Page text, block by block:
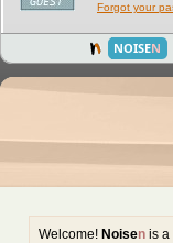
Forgot your
NOISEN
Welcome! Noisen is a